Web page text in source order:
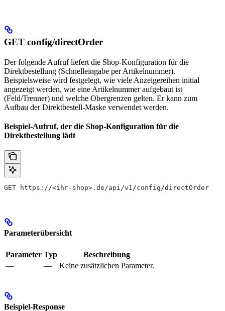
GET config/directOrder
Der folgende Aufruf liefert die Shop-Konfiguration für die
Direktbestellung (Schnelleingabe per Artikelnummer).
Beispielsweise wird festgelegt, wie viele Anzeigereihen initial
angezeigt werden, wie eine Artikelnummer aufgebaut ist
(Feld/Trenner) und welche Obergrenzen gelten. Er kann zum
Aufbau der Direktbestell-Maske verwendet werden.
Beispiel-Aufruf, der die Shop-Konfiguration für die
Direktbestellung lädt
GET https://<ihr-shop>.de/api/v1/config/directOrder
Parameterübersicht
Parameter Typ
Beschreibung
—
— Keine zusätzlichen Parameter.
Beispiel-Response